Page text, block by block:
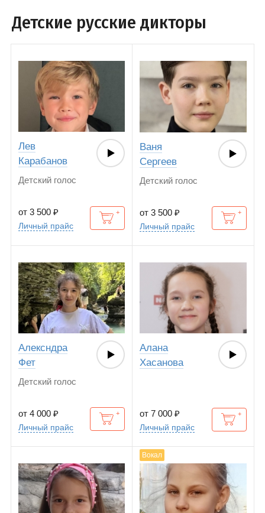
Детские русские дикторы
Лев
Карабанов
Детский голос
от 3 500 ₽
Личный прайс
Ваня
Сергеев
Детский голос
от 3 500 ₽
Личный прайс
Алексндра
Фет
Детский голос
от 4 000 ₽
Личный прайс
Алана
Хасанова
от 7 000 ₽
Личный прайс
Вокал